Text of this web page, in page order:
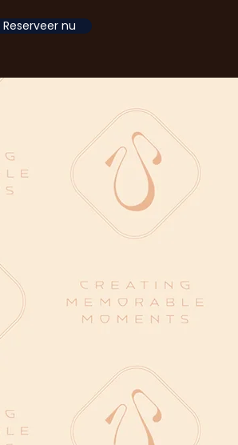
Reserveer nu